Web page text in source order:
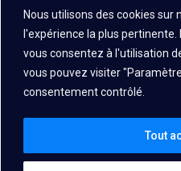
Nous utilisons des cookies
l'expérience la plus
vous consentez à l'utilisation
vous pouvez visiter
consentement contrôlé.
Tout